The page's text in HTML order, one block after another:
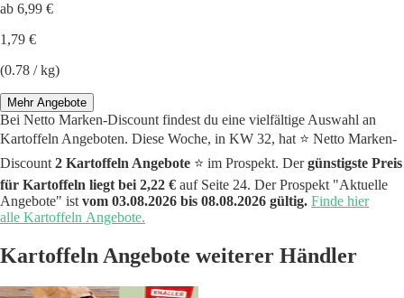
ab 6,99 €
1,79 €
(0.78 / kg)
Mehr Angebote
Bei Netto Marken-Discount findest du eine vielfältige Auswahl an
Kartoffeln Angeboten. Diese Woche, in KW 32, hat ⭐️ Netto Marken-
Discount 2 Kartoffeln Angebote ⭐️ im Prospekt. Dergünstigste Preis
für Kartoffeln liegt bei 2,22 € auf Seite 24. Der Prospekt "Aktuelle
Angebote" ist vom 03.08.2026 bis 08.08.2026 gültig. Finde hier
alle Kartoffeln Angebote.
Kartoffeln Angebote weiterer Händler